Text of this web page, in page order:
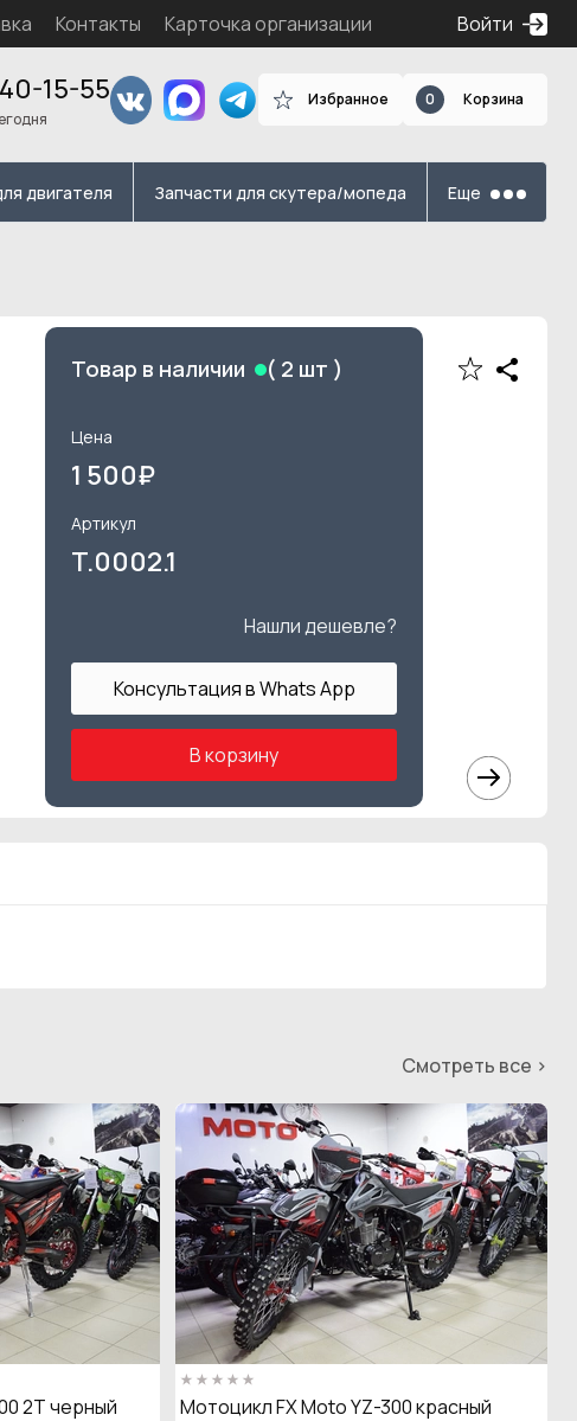
Контакты Карточка организации Войти
15-55 Избранное 0 Корзина
двигателя Запчасти для скутера/мопеда Еще
Товар в наличии ( 2 шт )
Цена
1 500₽
Артикул
T.0002.1
Нашли дешевле?
Консультация в Whats App
В корзину
Смотреть все >
2T черный Мотоцикл FX Moto YZ-300 красный